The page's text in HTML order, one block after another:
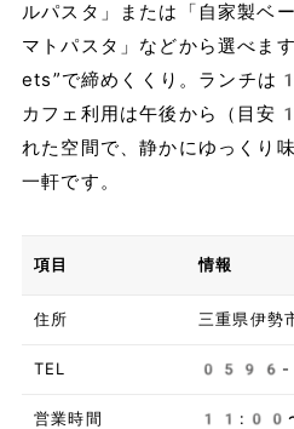
ルパスタ」または「自家製ベ
マトパスタ」などから選べ
ets”で締めくくり。ランチは
カフェ利用は午後から（目
れた空間で、静かにゆっくり
一軒です。
項目 情報
住所 三重県伊
TEL
営業時間 11:00